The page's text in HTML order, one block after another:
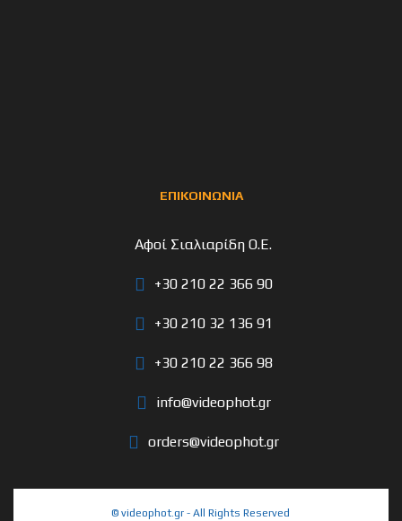
ΕΠΙΚΟΙΝΩΝΙΑ
Αφοί Σιαλιαρίδη Ο.Ε.
+30 210 22 366 90
+30 210 32 136 91
+30 210 22 366 98
info@videophot.gr
orders@videophot.gr
© videophot.gr - All Rights Reserved